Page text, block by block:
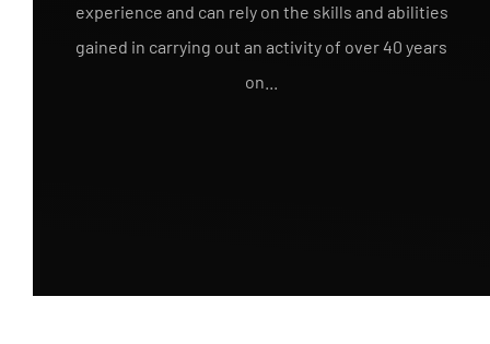
experience and can rely on the skills and abilities
gained in carrying out an activity of over 40 years
on...